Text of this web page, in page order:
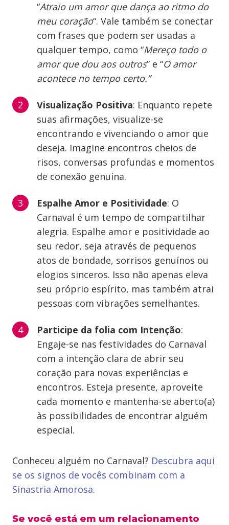
“Atraio um amor que dança ao ritmo do
meu coração“. Vale também se conectar
com frases que podem ser usadas a
qualquer tempo, como “Mereço todo o
amor que dou aos outros” e “O amor
acontece no tempo certo.”
Visualização Positiva: Enquanto repete
suas afirmações, visualize-se
encontrando e vivenciando o amor que
deseja. Imagine encontros cheios de
risos, conversas profundas e momentos
de conexão genuína.
Espalhe Amor e Positividade: O
Carnaval é um tempo de compartilhar
alegria. Espalhe amor e positividade ao
seu redor, seja através de pequenos
atos de bondade, sorrisos genuínos ou
elogios sinceros. Isso não apenas eleva
seu próprio espírito, mas também atrai
pessoas com vibrações semelhantes.
Participe da folia com Intenção:
Engaje-se nas festividades do Carnaval
com a intenção clara de abrir seu
coração para novas experiências e
encontros. Esteja presente, aproveite
cada momento e mantenha-se aberto(a)
às possibilidades de encontrar alguém
especial.
Conheceu alguém no Carnaval? Descubra aqui
se os signos de vocês combinam com a
Sinastria Amorosa.
Se você está em um relacionamento